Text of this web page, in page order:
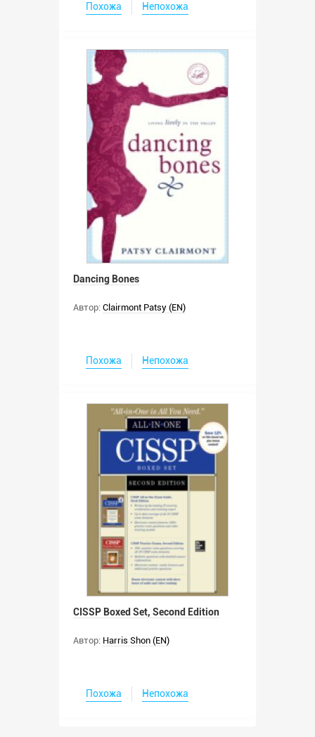
Похожа Непохожа
Dancing Bones
Автор: Clairmont Patsy (EN)
Похожа Непохожа
CISSP Boxed Set, Second Edition
Автор: Harris Shon (EN)
Похожа Непохожа